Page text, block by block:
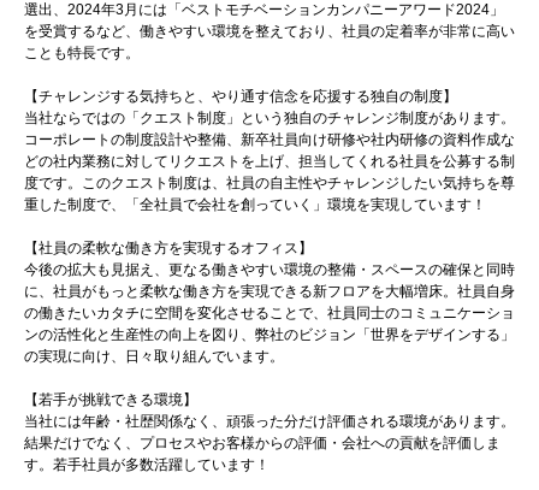
選出、2024年3月には「ベストモチベーションカンパニーアワード2024」
を受賞するなど、働きやすい環境を整えており、社員の定着率が非常に高い
ことも特長です。
【チャレンジする気持ちと、やり通す信念を応援する独自の制度】
当社ならではの「クエスト制度」という独自のチャレンジ制度があります。
コーポレートの制度設計や整備、新卒社員向け研修や社内研修の資料作成な
どの社内業務に対してリクエストを上げ、担当してくれる社員を公募する制
度です。このクエスト制度は、社員の自主性やチャレンジしたい気持ちを尊
重した制度で、「全社員で会社を創っていく」環境を実現しています！
【社員の柔軟な働き方を実現するオフィス】
今後の拡大も見据え、更なる働きやすい環境の整備・スペースの確保と同時
に、社員がもっと柔軟な働き方を実現できる新フロアを大幅増床。社員自身
の働きたいカタチに空間を変化させることで、社員同士のコミュニケーショ
ンの活性化と生産性の向上を図り、弊社のビジョン「世界をデザインする」
の実現に向け、日々取り組んでいます。
【若手が挑戦できる環境】
当社には年齢・社歴関係なく、頑張った分だけ評価される環境があります。
結果だけでなく、プロセスやお客様からの評価・会社への貢献を評価しま
す。若手社員が多数活躍しています！